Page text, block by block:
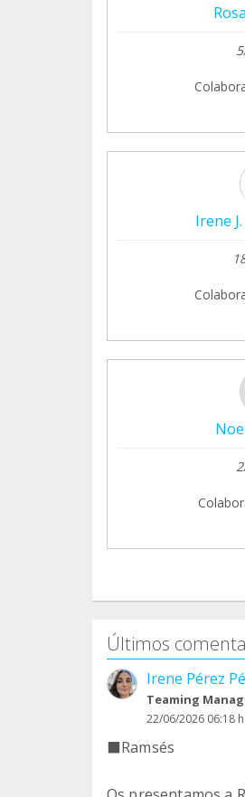
Irene
Últimos
Irene Pérez
Teaming
22/06/2026 06:18 h
‍⬛Ramsés